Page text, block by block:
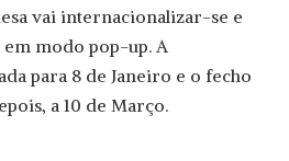
vai internacionalizar-se e
modo pop-up. A
para 8 de Janeiro e o fecho
a 10 de Março.